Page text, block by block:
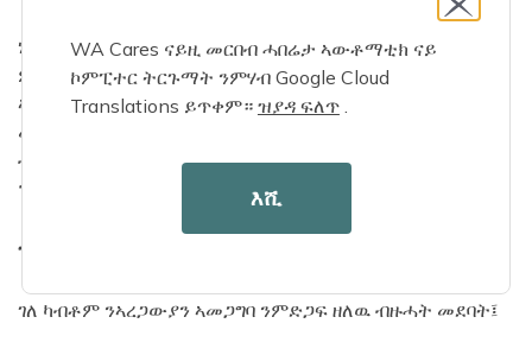
ነዚ ጸገም እዚ ኣበርክቶ ዝገብሩ ሓያሎ ረቛሒታት ኮይኖም፡ ንዕዳጋ ወይ
ምብሳል ዝዕንቅፉ ሕዱር ኩነታት ጥዕና፡ ውሱን መጓዓዝያ፡ ቀዋሚ
ኣታዊታትን ማሕበራዊ ተነጽሎን ይርከብዎም። መጽናዕቲ ዘይውሕስነት
መግቢ ግዝኣት ዋሽንግተን ከምዘመልክቶ፡ ብዙሓት መልሲ ዝሃቡ ሰባት
ብዛዕባ መጻኢ ወሰኽ ዋጋታት ከምዘሻቐሉን ብፍላይ ድማ ፍሩይ ፍርያትን
ፕሮቲናት እንስሳታትን ንምግዛእ ኣጸጋሚ ከምዝረኸቡን ኣረጋጊጹ።
ዝርከቡ ጸጋታት፤
ገለ ካብቶም ንኣረጋውያን ኣመጋግባ ንምድጋፍ ዘለዉ ብዙሓት መደባት፤
WA Cares ናይዚ መርበብ ሓበሬታ ኣውቶማቲክ ናይ
ኮምፒተር ትርጉማት ንምሃብ Google Cloud
Translations ይጥቀም። ዝያዳ ፍለጥ.
እሺ